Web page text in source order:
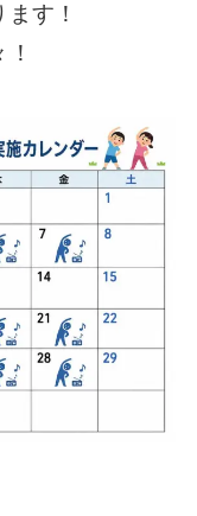
す！